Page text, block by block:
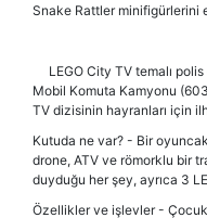
Snake Rattler minifigürlerini
LEGO City TV temalı
Mobil Komuta Kamyonu
TV dizisinin hayranları için
Kutuda ne var? - Bir
drone, ATV ve römorklu bir
duyduğu her şey, ayrıca 3
Özellikler ve işlevler -